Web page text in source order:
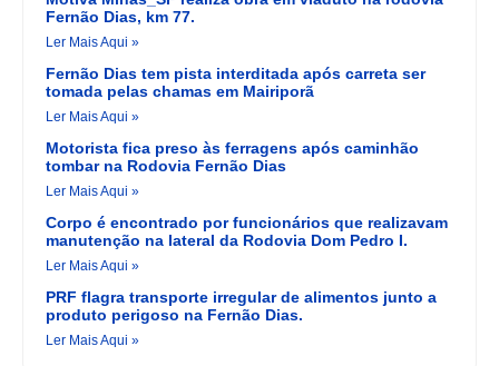
Fernão Dias, km 77.
Ler Mais Aqui »
Fernão Dias tem pista interditada após carreta ser
tomada pelas chamas em Mairiporã
Ler Mais Aqui »
Motorista fica preso às ferragens após caminhão
tombar na Rodovia Fernão Dias
Ler Mais Aqui »
Corpo é encontrado por funcionários que realizavam
manutenção na lateral da Rodovia Dom Pedro I.
Ler Mais Aqui »
PRF flagra transporte irregular de alimentos junto a
produto perigoso na Fernão Dias.
Ler Mais Aqui »